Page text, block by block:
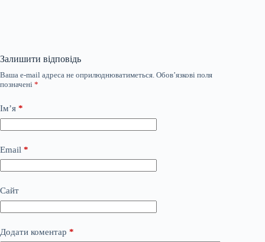
Залишити відповідь
Ваша e-mail адреса не оприлюднюватиметься. Обов’язкові поля
позначені *
Ім’я *
Email *
Сайт
Додати коментар *